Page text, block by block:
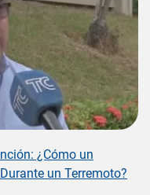
¿Cómo un
un Terremoto?